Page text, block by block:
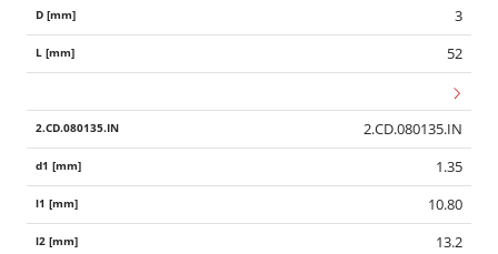
3
52
2.CD.080135.IN
1.35
10.80
13.2